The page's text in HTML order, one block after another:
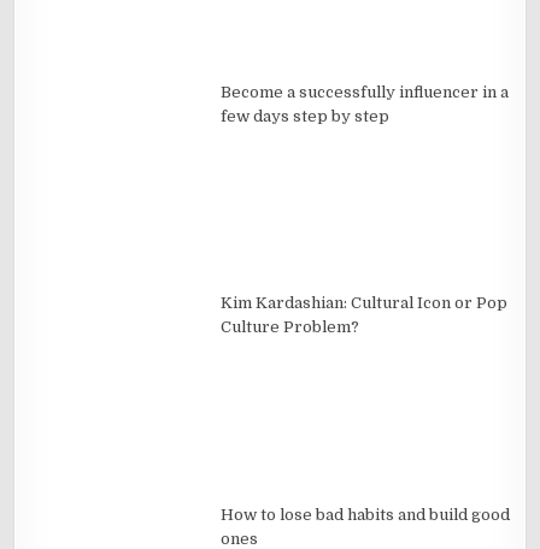
Become a successfully influencer in a
few days step by step
Kim Kardashian: Cultural Icon or Pop
Culture Problem?
How to lose bad habits and build good
ones